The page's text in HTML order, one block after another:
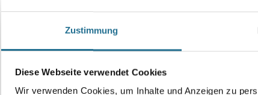
Zustimmung
Diese Webseite verwendet Cookies
Wir verwenden Cookies, um Inhalte und Anzeigen zu